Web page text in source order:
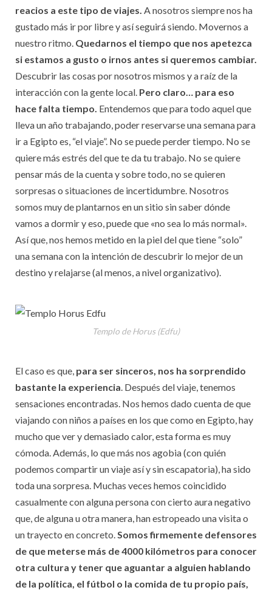
reacios a este tipo de viajes. A nosotros siempre nos ha
gustado más ir por libre y así seguirá siendo. Movernos a
nuestro ritmo. Quedarnos el tiempo que nos apetezca
si estamos a gusto o irnos antes si queremos cambiar.
Descubrir las cosas por nosotros mismos y a raíz de la
interacción con la gente local. Pero claro… para eso
hace falta tiempo. Entendemos que para todo aquel que
lleva un año trabajando, poder reservarse una semana para
ir a Egipto es, “el viaje”. No se puede perder tiempo. No se
quiere más estrés del que te da tu trabajo. No se quiere
pensar más de la cuenta y sobre todo, no se quieren
sorpresas o situaciones de incertidumbre. Nosotros
somos muy de plantarnos en un sitio sin saber dónde
vamos a dormir y eso, puede que «no sea lo más normal».
Así que, nos hemos metido en la piel del que tiene “solo”
una semana con la intención de descubrir lo mejor de un
destino y relajarse (al menos, a nivel organizativo).
Templo de Horus (Edfu)
El caso es que, para ser sinceros, nos ha sorprendido
bastante la experiencia. Después del viaje, tenemos
sensaciones encontradas. Nos hemos dado cuenta de que
viajando con niños a países en los que como en Egipto, hay
mucho que ver y demasiado calor, esta forma es muy
cómoda. Además, lo que más nos agobia (con quién
podemos compartir un viaje así y sin escapatoria), ha sido
toda una sorpresa. Muchas veces hemos coincidido
casualmente con alguna persona con cierto aura negativo
que, de alguna u otra manera, han estropeado una visita o
un trayecto en concreto.Somos firmemente defensores
de que meterse más de 4000 kilómetros para conocer
otra cultura y tener que aguantar a alguien hablando
de la política, el fútbol o la comida de tu propio país,